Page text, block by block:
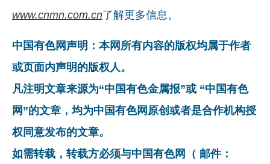
www.cnmn.com.cn了解更多信息。
中国有色网声明：本网所有内容的版权均属于作者
或页面内声明的版权人。
凡注明文章来源为“中国有色金属报”或 “中国有色
网”的文章，均为中国有色网原创或者是合作机构授
权同意发布的文章。
如需转载，转载方必须与中国有色网（ 邮件：